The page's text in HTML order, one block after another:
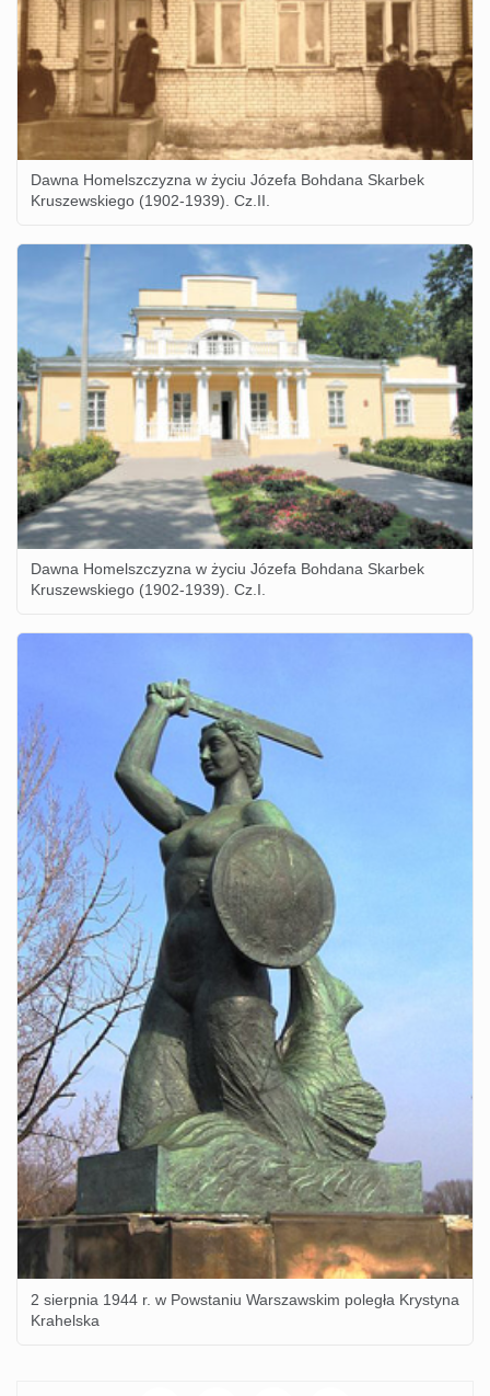
Dawna Homelszczyzna w życiu Józefa Bohdana Skarbek
Kruszewskiego (1902-1939). Cz.II.
Dawna Homelszczyzna w życiu Józefa Bohdana Skarbek
Kruszewskiego (1902-1939). Cz.I.
2 sierpnia 1944 r. w Powstaniu Warszawskim poległa Krystyna
Krahelska